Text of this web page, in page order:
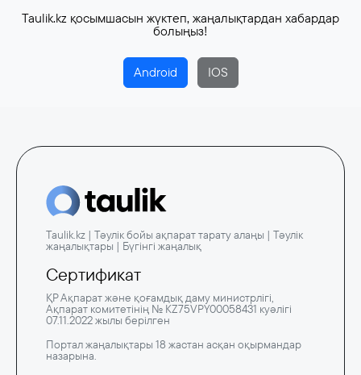
Taulik.kz қосымшасын жүктеп, жаңалықтардан хабардар
болыңыз!
Android IOS
Taulik.kz | Тәулік бойы ақпарат тарату алаңы | Тәулік
жаңалықтары | Бүгінгі жаңалық
Сертификат
ҚР Ақпарат және қоғамдық даму министрлігі,
Ақпарат комитетінің № KZ75VPY00058431 куәлігі
07.11.2022 жылы берілген
Портал жаңалықтары 18 жастан асқан оқырмандар
назарына.